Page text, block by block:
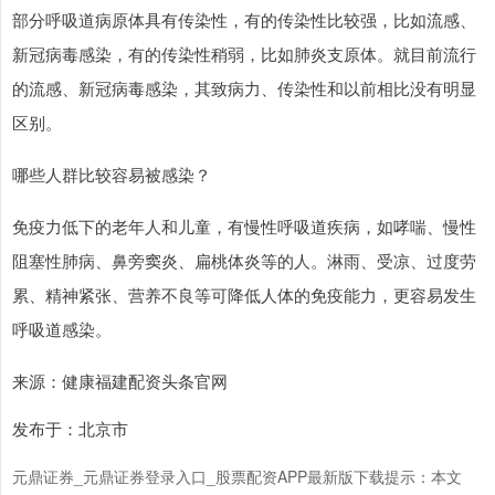
部分呼吸道病原体具有传染性，有的传染性比较强，比如流感、
新冠病毒感染，有的传染性稍弱，比如肺炎支原体。就目前流行
的流感、新冠病毒感染，其致病力、传染性和以前相比没有明显
区别。
哪些人群比较容易被感染？
免疫力低下的老年人和儿童，有慢性呼吸道疾病，如哮喘、慢性
阻塞性肺病、鼻旁窦炎、扁桃体炎等的人。淋雨、受凉、过度劳
累、精神紧张、营养不良等可降低人体的免疫能力，更容易发生
呼吸道感染。
来源：健康福建配资头条官网
发布于：北京市
元鼎证券_元鼎证券登录入口_股票配资APP最新版下载提示：本文
北证50